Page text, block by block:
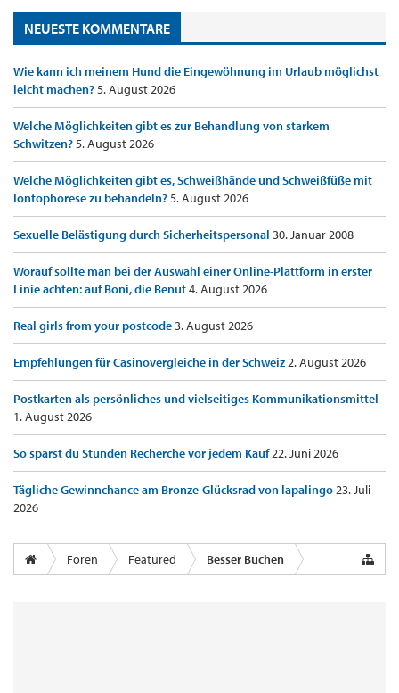
NEUESTE KOMMENTARE
Wie kann ich meinem Hund die Eingewöhnung im Urlaub möglichst
leicht machen?5. August 2026
Welche Möglichkeiten gibt es zur Behandlung von starkem
Schwitzen?5. August 2026
Welche Möglichkeiten gibt es, Schweißhände und Schweißfüße mit
Iontophorese zu behandeln?5. August 2026
Sexuelle Belästigung durch Sicherheitspersonal 30. Januar 2008
Worauf sollte man bei der Auswahl einer Online-Plattform in erster
Linie achten: auf Boni, die Benut4. August 2026
Real girls from your postcode3. August 2026
Empfehlungen für Casinovergleiche in der Schweiz2. August 2026
Postkarten als persönliches und vielseitiges Kommunikationsmittel
1. August 2026
So sparst du Stunden Recherche vor jedem Kauf22. Juni 2026
Tägliche Gewinnchance am Bronze-Glücksrad von lapalingo23. Juli
2026
Foren Featured Besser Buchen